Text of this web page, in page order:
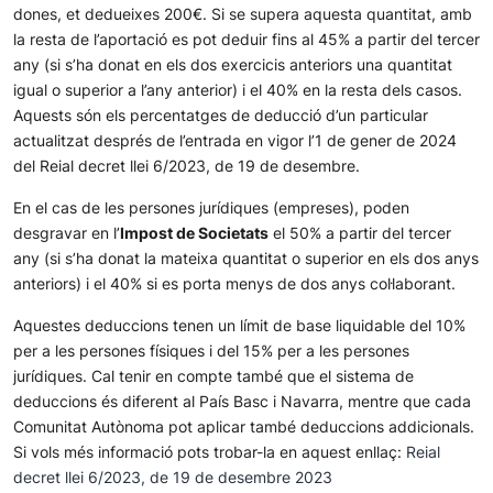
dones, et dedueixes 200€. Si se supera aquesta quantitat, amb
la resta de l’aportació es pot deduir fins al 45% a partir del tercer
any (si s’ha donat en els dos exercicis anteriors una quantitat
igual o superior a l’any anterior) i el 40% en la resta dels casos.
Aquests són els percentatges de deducció d’un particular
actualitzat després de l’entrada en vigor l’1 de gener de 2024
del Reial decret llei 6/2023, de 19 de desembre.
En el cas de les persones jurídiques (empreses), poden
desgravar en l’Impost de Societats el 50% a partir del tercer
any (si s’ha donat la mateixa quantitat o superior en els dos anys
anteriors) i el 40% si es porta menys de dos anys col·laborant.
Aquestes deduccions tenen un límit de base liquidable del 10%
per a les persones físiques i del 15% per a les persones
jurídiques. Cal tenir en compte també que el sistema de
deduccions és diferent al País Basc i Navarra, mentre que cada
Comunitat Autònoma pot aplicar també deduccions addicionals.
Si vols més informació pots trobar-la en aquest enllaç: Reial
decret llei 6/2023, de 19 de desembre 2023